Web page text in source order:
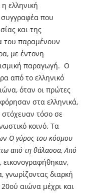
ελληνική
συγγραφέα που
και της
του παραμένουν
με έντονη
παραγωγή. Ο
από το ελληνικό
όταν οι πρώτες
στα ελληνικά,
στόχευαν τόσο σε
κοινό. Τα
Ο γύρος του κόσμου
από τη θάλασσα,Από
γνωρίζοντας διαρκή
20ού αιώνα μέχρι και